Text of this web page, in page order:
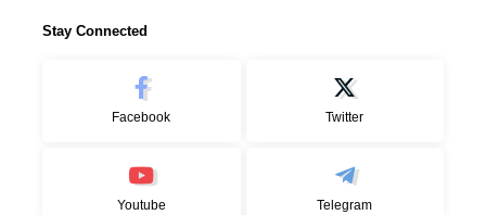
Stay Connected
Facebook Twitter
Youtube Telegram